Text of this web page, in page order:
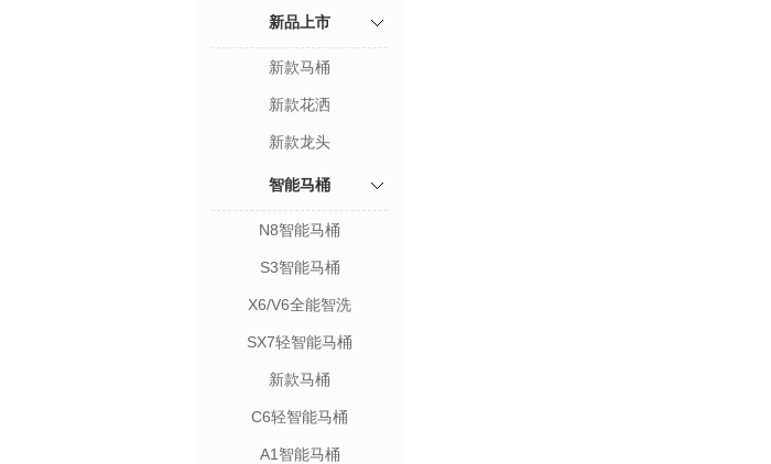
新品上市
新款马桶
新款花洒
新款龙头
智能马桶
N8智能马桶
S3智能马桶
X6/V6全能智洗
SX7轻智能马桶
新款马桶
C6轻智能马桶
A1智能马桶